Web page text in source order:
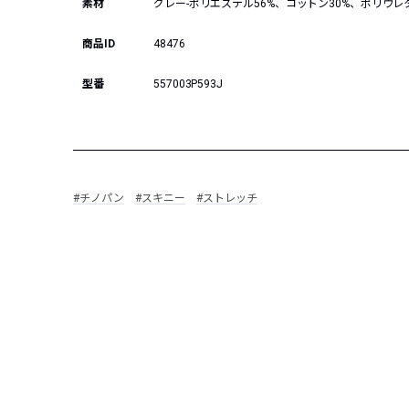
素材 グレー-ポリエステル56%、コットン30%、ポリウ
商品ID 48476
型番 557003P593J
#チノパン #スキニー #ストレッチ